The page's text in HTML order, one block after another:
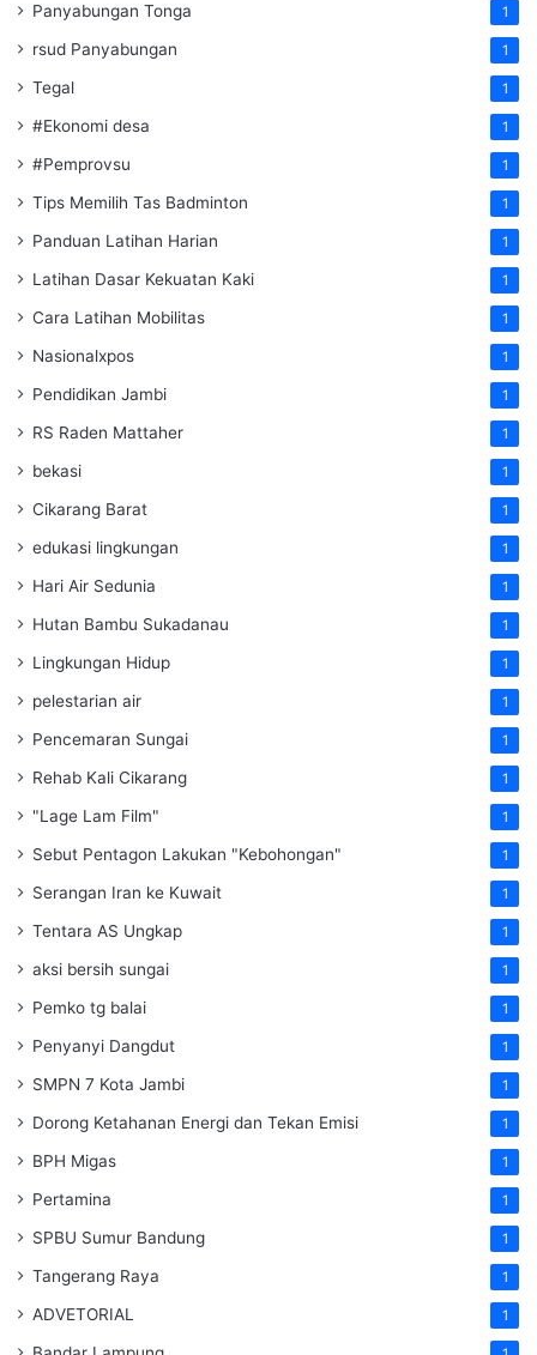
Panyabungan Tonga 1
rsud Panyabungan 1
Tegal 1
#Ekonomi desa 1
#Pemprovsu 1
Tips Memilih Tas Badminton 1
Panduan Latihan Harian 1
Latihan Dasar Kekuatan Kaki 1
Cara Latihan Mobilitas 1
Nasionalxpos 1
Pendidikan Jambi 1
RS Raden Mattaher 1
bekasi 1
Cikarang Barat 1
edukasi lingkungan 1
Hari Air Sedunia 1
Hutan Bambu Sukadanau 1
Lingkungan Hidup 1
pelestarian air 1
Pencemaran Sungai 1
Rehab Kali Cikarang 1
"Lage Lam Film" 1
Sebut Pentagon Lakukan "Kebohongan" 1
Serangan Iran ke Kuwait 1
Tentara AS Ungkap 1
aksi bersih sungai 1
Pemko tg balai 1
Penyanyi Dangdut 1
SMPN 7 Kota Jambi 1
Dorong Ketahanan Energi dan Tekan Emisi 1
BPH Migas 1
Pertamina 1
SPBU Sumur Bandung 1
Tangerang Raya 1
ADVETORIAL 1